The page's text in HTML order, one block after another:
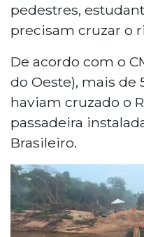
pedestres,
precisam cruzar o
De acordo com o
do Oeste), mais de
haviam cruzado o
passadeira
Brasileiro.